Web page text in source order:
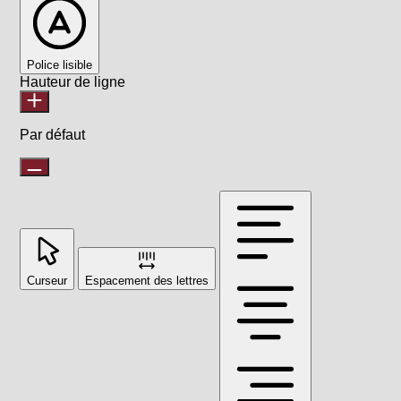
Police lisible
Hauteur de ligne
Par défaut
Curseur Espacement des lettres